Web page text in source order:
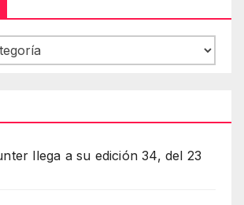
llega a su edición 34, del 23